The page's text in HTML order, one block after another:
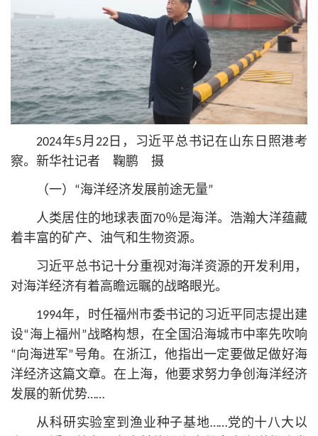
2024年5月22日，习近平总书记在山东日照港考
察。新华社记者 鞠鹏 摄
（一）“海洋经济发展前途无量”
人类居住的地球表面70％是海洋。浩瀚大洋蕴藏
着丰富的矿产、油气和生物资源。
习近平总书记十分重视对海洋资源的开发利用，
对海洋经济有着高瞻远瞩的战略眼光。
1994年，时任福州市委书记的习近平 同志提出建
设“海上福州”战略构想，在全国沿海城市中率先吹响
“向海进军”号角。在浙江，他指出一定要做足做好海
洋经济这篇文章。在上海，他要求努力争创海洋经济
发展的新优势……
从科研实验室到渔业种子基地……党的十八大以